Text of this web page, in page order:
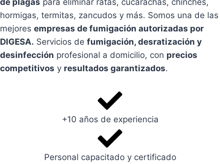
de plagas para eliminar ratas, cucarachas, chinches,
hormigas, termitas, zancudos y más. Somos una de las
mejores empresas de fumigación autorizadas por
DIGESA. Servicios de fumigación, desratización y
desinfección profesional a domicilio, con precios
competitivos y resultados garantizados.
+10 años de experiencia
Personal capacitado y certificado